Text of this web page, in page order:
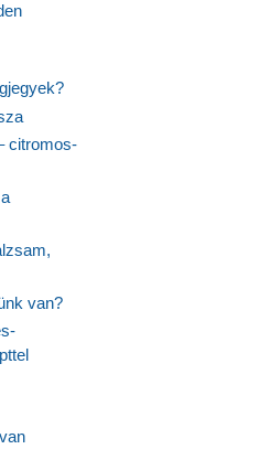
citromos-
van?